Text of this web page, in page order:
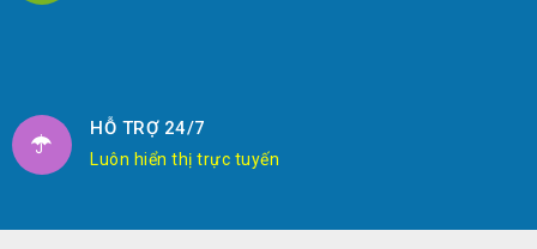
HỖ TRỢ 24/7
Luôn hiển thị trực tuyến